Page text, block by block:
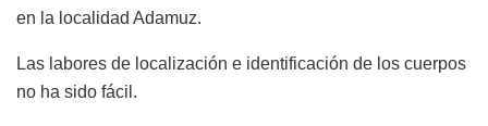
en la localidad Adamuz.
Las labores de localización e identificación de los cuerpos
no ha sido fácil.